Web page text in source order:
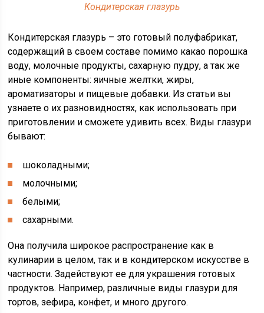
Кондитерская глазурь
Кондитерская глазурь – это готовый полуфабрикат,
содержащий в своем составе помимо какао порошка
воду, молочные продукты, сахарную пудру, а так же
иные компоненты: яичные желтки, жиры,
ароматизаторы и пищевые добавки. Из статьи вы
узнаете о их разновидностях, как использовать при
приготовлении и сможете удивить всех. Виды глазури
бывают:
шоколадными;
молочными;
белыми;
сахарными.
Она получила широкое распространение как в
кулинарии в целом, так и в кондитерском искусстве в
частности. Задействуют ее для украшения готовых
продуктов. Например, различные виды глазури для
тортов, зефира, конфет, и много другого.